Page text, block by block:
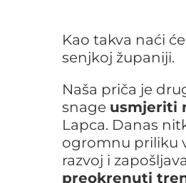
Kao takva naći
senjkoj županiji.
Naša priča je
snage usmjeriti
Lapca. Danas
ogromnu priliku
razvoj i
preokrenuti